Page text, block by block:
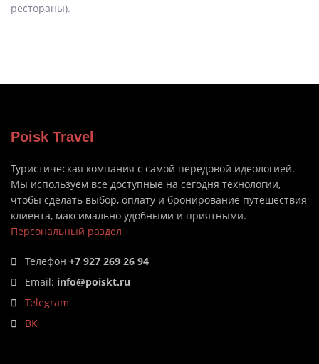
рестораны).
Poisk Travel
Туристическая компания с самой передовой идеологией.
Мы используем все доступные на сегодня технологии,
чтобы сделать выбор, оплату и бронирование путешествия
клиента, максимально удобными и приятными.
Персональный раздел
Телефон +7 927 269 26 94
Email: info@poiskt.ru
Telegram
ВК